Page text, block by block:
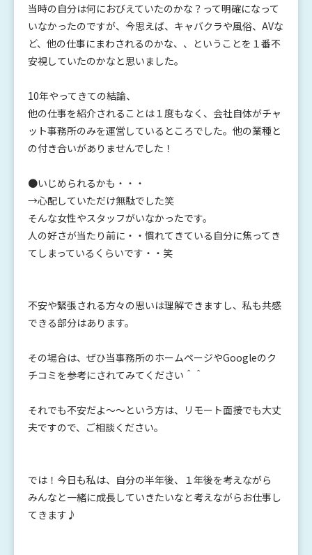
当時の自分は何におびえていたのかな？って明確になって
いなかったのですが、今思えば、キャバクラや風俗、AVな
ど、他の仕事にまわされるのかな、、ということを１番不
安視していたのかなと思いました。
10年やってきての結論、
他の仕事を紹介されることは１度もなく、会社自体がチャ
ット事務所のみを運営しているところでした。他の業種と
の付き合いがありませんでした！
●いじめられるかも・・・
→心配していただけ無駄でした笑
そんな女性やスタッフがいなかったです。
人の好さが当たり前に・・慣れてきている自分に焦ってき
てしまっているくらいです・・笑
不安や緊張される方々の思いは理解できますし、私も共感
できる部分はあります。
その場合は、ぜひ当事務所のホームページやGoogleのク
チコミを参考にされてみてください＾＾
それでも不安だよ～～という方は、リモート面接でも大丈
夫ですので、ご相談ください。
では！今日も私は、自分の半年後、１年後を考えながら
みんなと一緒に成長していきたいなと考えながらお仕事し
てきます♪